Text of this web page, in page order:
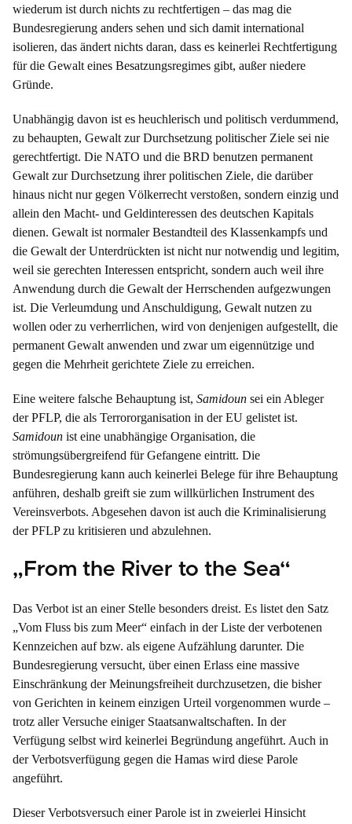
wiederum ist durch nichts zu rechtfertigen – das mag die
Bundesregierung anders sehen und sich damit international
isolieren, das ändert nichts daran, dass es keinerlei Rechtfertigung
für die Gewalt eines Besatzungsregimes gibt, außer niedere
Gründe.
Unabhängig davon ist es heuchlerisch und politisch verdummend,
zu behaupten, Gewalt zur Durchsetzung politischer Ziele sei nie
gerechtfertigt. Die NATO und die BRD benutzen permanent
Gewalt zur Durchsetzung ihrer politischen Ziele, die darüber
hinaus nicht nur gegen Völkerrecht verstoßen, sondern einzig und
allein den Macht- und Geldinteressen des deutschen Kapitals
dienen. Gewalt ist normaler Bestandteil des Klassenkampfs und
die Gewalt der Unterdrückten ist nicht nur notwendig und legitim,
weil sie gerechten Interessen entspricht, sondern auch weil ihre
Anwendung durch die Gewalt der Herrschenden aufgezwungen
ist. Die Verleumdung und Anschuldigung, Gewalt nutzen zu
wollen oder zu verherrlichen, wird von denjenigen aufgestellt, die
permanent Gewalt anwenden und zwar um eigennützige und
gegen die Mehrheit gerichtete Ziele zu erreichen.
Eine weitere falsche Behauptung ist, Samidoun sei ein Ableger
der PFLP, die als Terrororganisation in der EU gelistet ist.
Samidoun ist eine unabhängige Organisation, die
strömungsübergreifend für Gefangene eintritt. Die
Bundesregierung kann auch keinerlei Belege für ihre Behauptung
anführen, deshalb greift sie zum willkürlichen Instrument des
Vereinsverbots. Abgesehen davon ist auch die Kriminalisierung
der PFLP zu kritisieren und abzulehnen.
„From the River to the Sea“
Das Verbot ist an einer Stelle besonders dreist. Es listet den Satz
„Vom Fluss bis zum Meer“ einfach in der Liste der verbotenen
Kennzeichen auf bzw. als eigene Aufzählung darunter. Die
Bundesregierung versucht, über einen Erlass eine massive
Einschränkung der Meinungsfreiheit durchzusetzen, die bisher
von Gerichten in keinem einzigen Urteil vorgenommen wurde –
trotz aller Versuche einiger Staatsanwaltschaften. In der
Verfügung selbst wird keinerlei Begründung angeführt. Auch in
der Verbotsverfügung gegen die Hamas wird diese Parole
angeführt.
Dieser Verbotsversuch einer Parole ist in zweierlei Hinsicht